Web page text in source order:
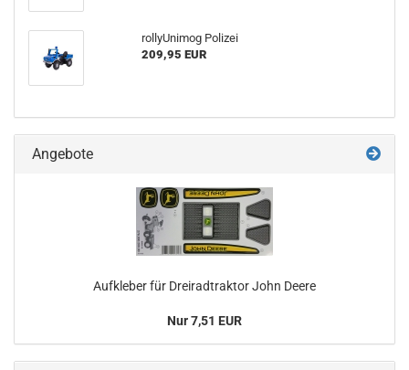
rollyUnimog Polizei
209,95 EUR
Angebote
Aufkleber für Dreiradtraktor John Deere
Nur 7,51 EUR